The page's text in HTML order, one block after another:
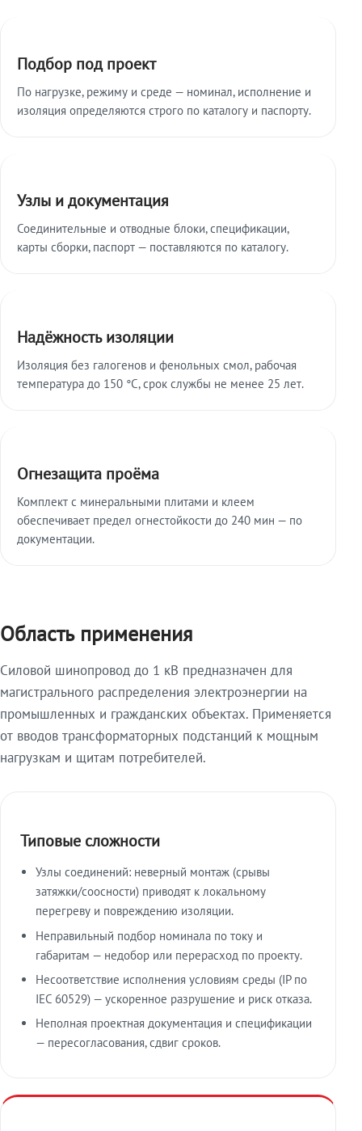
Подбор под проект
По нагрузке, режиму и среде — номинал, исполнение и
изоляция определяются строго по каталогу и паспорту.
Узлы и документация
Соединительные и отводные блоки, спецификации,
карты сборки, паспорт — поставляются по каталогу.
Надёжность изоляции
Изоляция без галогенов и фенольных смол, рабочая
температура до 150 °C, срок службы не менее 25 лет.
Огнезащита проёма
Комплект с минеральными плитами и клеем
обеспечивает предел огнестойкости до 240 мин — по
документации.
Область применения
Силовой шинопровод до 1 кВ предназначен для
магистрального распределения электроэнергии на
промышленных и гражданских объектах. Применяется
от вводов трансформаторных подстанций к мощным
нагрузкам и щитам потребителей.
Типовые сложности
Узлы соединений: неверный монтаж (срывы
затяжки/соосности) приводят к локальному
перегреву и повреждению изоляции.
Неправильный подбор номинала по току и
габаритам — недобор или перерасход по проекту.
Несоответствие исполнения условиям среды (IP по
IEC 60529) — ускоренное разрушение и риск отказа.
Неполная проектная документация и спецификации
— пересогласования, сдвиг сроков.